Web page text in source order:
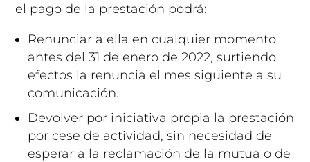
el pago de la prestación podrá:
Renunciar a ella en cualquier momento
antes del 31 de enero de 2022, surtiendo
efectos la renuncia el mes siguiente a su
comunicación.
Devolver por iniciativa propia la prestación
por cese de actividad, sin necesidad de
esperar a la reclamación de la mutua o de